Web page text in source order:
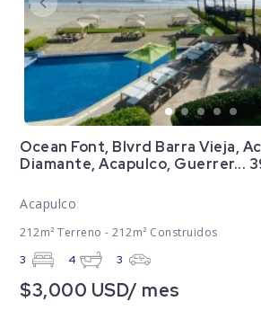
Ocean Font, Blvrd Barra Vieja,
Diamante, Acapulco, Guerrer...
Acapulco
212m² Terreno - 212m² Construidos
3 4 3
$3,000 USD/ mes